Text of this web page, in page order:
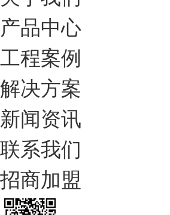
产品中心
工程案例
解决方案
新闻资讯
联系我们
招商加盟